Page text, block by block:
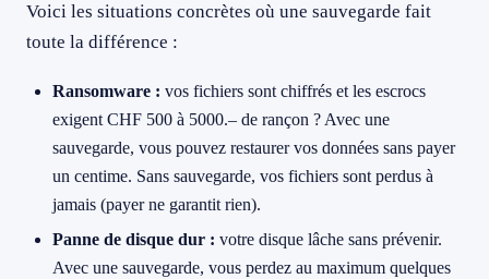
Voici les situations concrètes où une sauvegarde fait
toute la différence :
Ransomware : vos fichiers sont chiffrés et les escrocs
exigent CHF 500 à 5000.– de rançon ? Avec une
sauvegarde, vous pouvez restaurer vos données sans payer
un centime. Sans sauvegarde, vos fichiers sont perdus à
jamais (payer ne garantit rien).
Panne de disque dur : votre disque lâche sans prévenir.
Avec une sauvegarde, vous perdez au maximum quelques